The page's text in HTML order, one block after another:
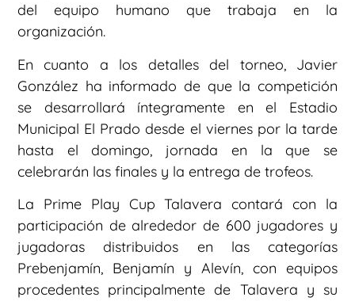
del equipo humano que trabaja en la
organización.
En cuanto a los detalles del torneo, Javier
González ha informado de que la competición
se desarrollará íntegramente en el Estadio
Municipal El Prado desde el viernes por la tarde
hasta el domingo, jornada en la que se
celebrarán las finales y la entrega de trofeos.
La Prime Play Cup Talavera contará con la
participación de alrededor de 600 jugadores y
jugadoras distribuidos en las categorías
Prebenjamín, Benjamín y Alevín, con equipos
procedentes principalmente de Talavera y su